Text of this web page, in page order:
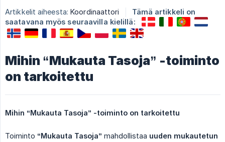
Artikkelit aiheesta: Koordinaattori
Tämä artikkeli on
saatavana myös seuraavilla kielillä:
Mihin “Mukauta Tasoja” -toiminto
on tarkoitettu
Mihin “Mukauta Tasoja” -toiminto on tarkoitettu
Toiminto “Mukauta Tasoja” mahdollistaa uuden mukautetun